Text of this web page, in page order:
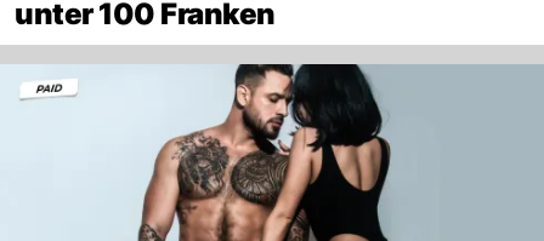
unter 100 Franken